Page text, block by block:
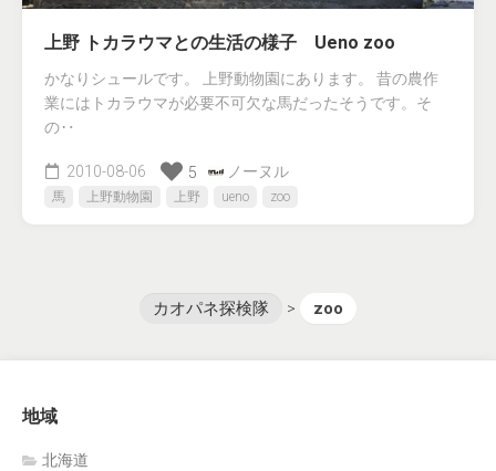
上野 トカラウマとの生活の様子 Ueno zoo
かなりシュールです。 上野動物園にあります。 昔の農作
業にはトカラウマが必要不可欠な馬だったそうです。そ
の‥
2010-08-06 5 ノーヌル
馬 上野動物園 上野 ueno zoo
カオパネ探検隊 > zoo
地域
北海道